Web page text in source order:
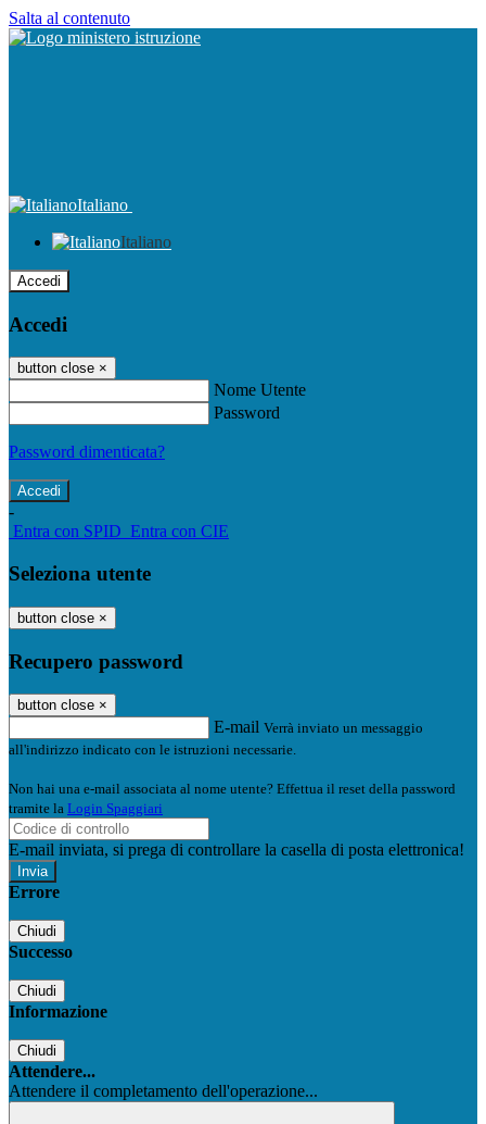
Salta al contenuto
Italiano
Italiano
Accedi
Accedi
button close ×
Nome Utente
Password
Password dimenticata?
-
Entra con SPID Entra con CIE
Seleziona utente
button close ×
Recupero password
button close ×
E-mail Verrà inviato un messaggio
all'indirizzo indicato con le istruzioni necessarie.
Non hai una e-mail associata al nome utente? Effettua il reset della password
tramite la Login Spaggiari
E-mail inviata, si prega di controllare la casella di posta elettronica!
Errore
Chiudi
Successo
Chiudi
Informazione
Chiudi
Attendere...
Attendere il completamento dell'operazione...